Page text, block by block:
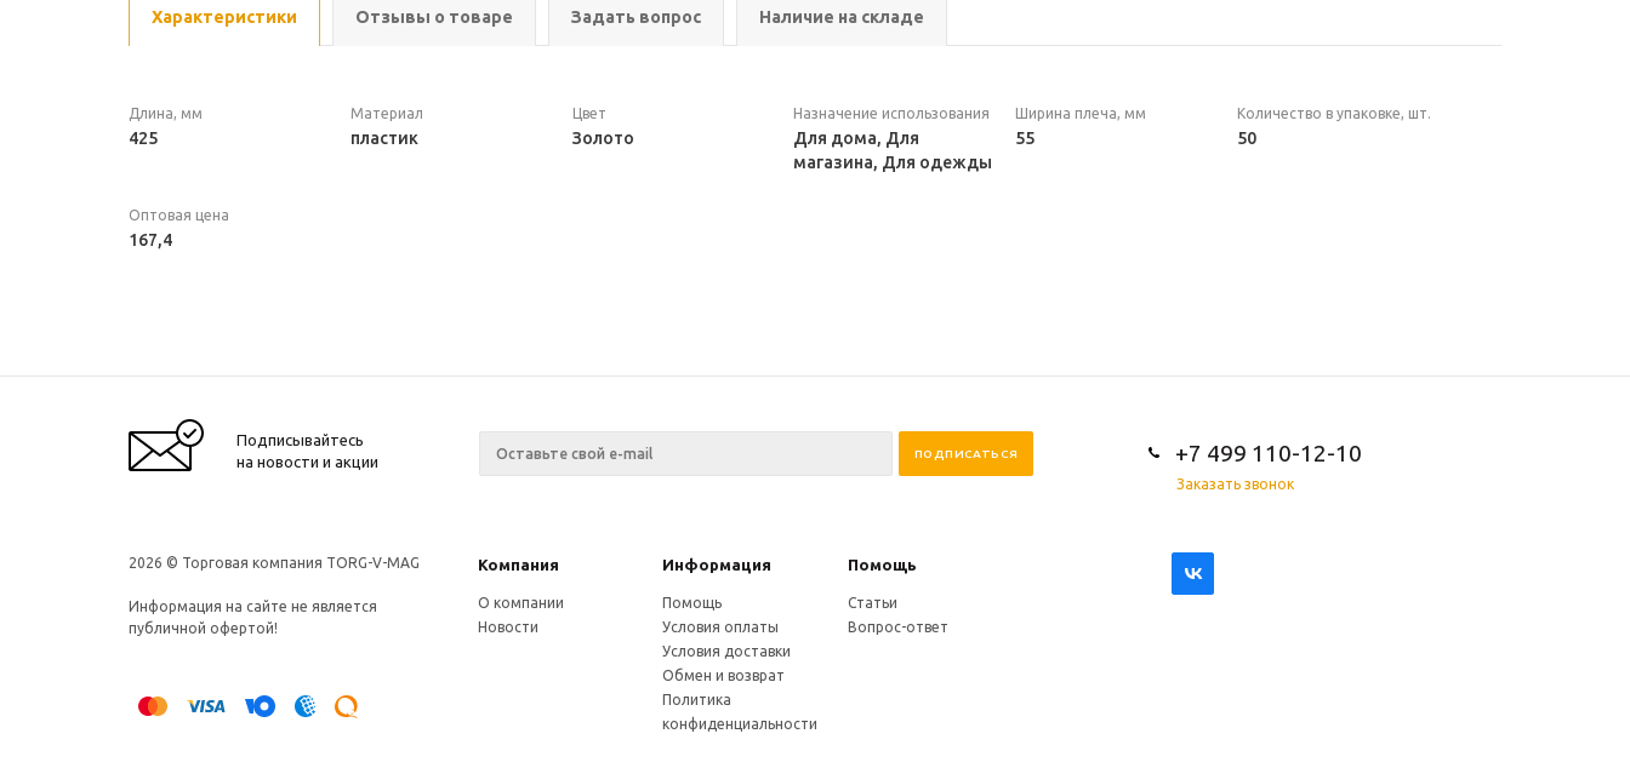
Характеристики Отзывы о товаре Задать вопрос Наличие на складе
Длина, мм
425
Материал
пластик
Цвет
Золото
Назначение использования
Для дома, Для
магазина, Для одежды
Ширина плеча, мм
55
Количество в упаковке, шт.
50
Оптовая цена
167,4
Подписывайтесь
на новости и акции
+7 499 110-12-10
Заказать звонок
2026 © Торговая компания TORG-V-MAG
Информация на сайте не является
публичной офертой!
Компания Информация Помощь
О компании
Новости
Помощь
Условия оплаты
Условия доставки
Обмен и возврат
Политика
конфиденциальности
Статьи
Вопрос-ответ